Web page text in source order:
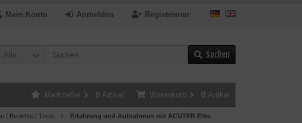
Registrieren
Anmelden
Mein Konto
Alle Suchen
Warenkorb 0 Artikel
Merkzettel 0 Artikel
/ Berichte / Tests
Erfahrung und Aufnahmen mit ACUTER Elite